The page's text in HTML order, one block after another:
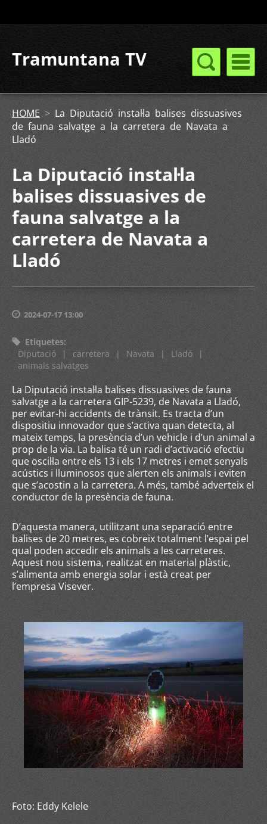
Tramuntana TV
HOME > La Diputació instal·la balises dissuasives
de fauna salvatge a la carretera de Navata a
Lladó
La Diputació instal·la
balises dissuasives de
fauna salvatge a la
carretera de Navata a
Lladó
2024-07-17 13:00
Etiquetes:
Diputació
| carretera | Navata | Lladó
|
animals salvatges
La Diputació instal·la balises dissuasives de fauna
salvatge a la carretera GIP-5239, de Navata a Lladó,
per evitar-hi accidents de trànsit. Es tracta d’un
dispositiu innovador que s’activa quan detecta, al
mateix temps, la presència d’un vehicle i d’un animal a
prop de la via. La balisa té un radi d’activació efectiu
que oscil·la entre els 13 i els 17 metres i emet senyals
acústics i lluminosos que alerten els animals i eviten
que s’acostin a la carretera. A més, també adverteix el
conductor de la presència de fauna.
D’aquesta manera, utilitzant una separació entre
balises de 20 metres, es cobreix totalment l’espai pel
qual poden accedir els animals a les carreteres.
Aquest nou sistema, realitzat en material plàstic,
s’alimenta amb energia solar i està creat per
l’empresa Visever.
Foto: Eddy Kelele